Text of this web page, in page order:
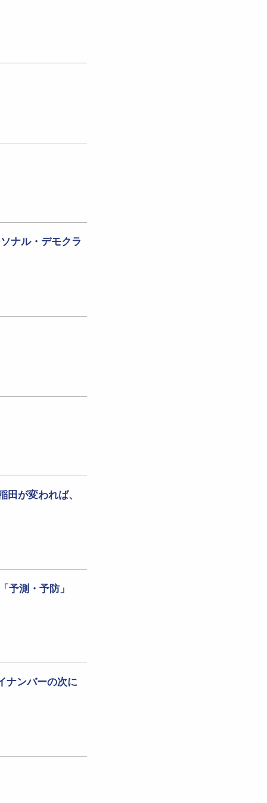
ナル・デモクラ
が変われば、
予測・予防」
ナンバーの次に